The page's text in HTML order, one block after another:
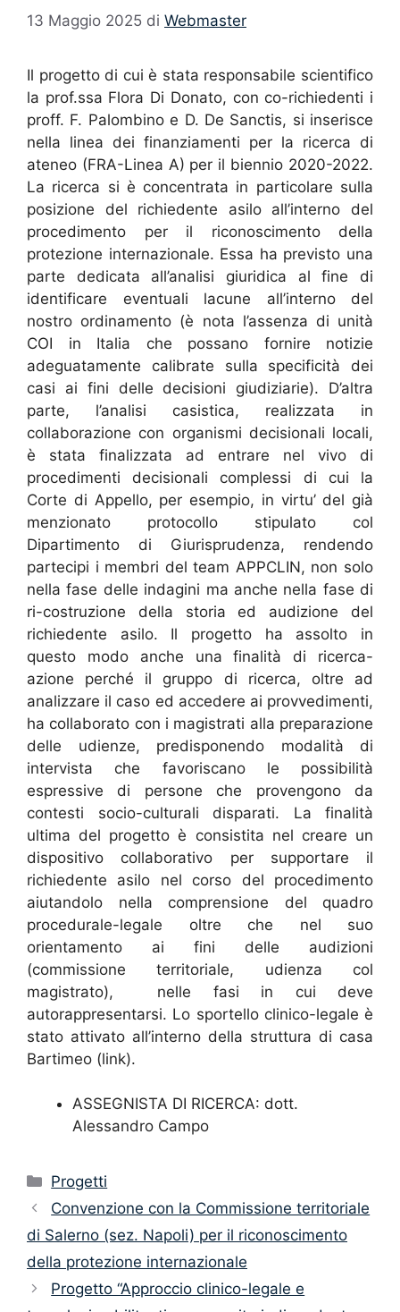
13 Maggio 2025 di Webmaster
Il progetto di cui è stata responsabile scientifico
la prof.ssa Flora Di Donato, con co-richiedenti i
proff. F. Palombino e D. De Sanctis, si inserisce
nella linea dei finanziamenti per la ricerca di
ateneo (FRA-Linea A) per il biennio 2020-2022.
La ricerca si è concentrata in particolare sulla
posizione del richiedente asilo all’interno del
procedimento per il riconoscimento della
protezione internazionale. Essa ha previsto una
parte dedicata all’analisi giuridica al fine di
identificare eventuali lacune all’interno del
nostro ordinamento (è nota l’assenza di unità
COI in Italia che possano fornire notizie
adeguatamente calibrate sulla specificità dei
casi ai fini delle decisioni giudiziarie). D’altra
parte, l’analisi casistica, realizzata in
collaborazione con organismi decisionali locali,
è stata finalizzata ad entrare nel vivo di
procedimenti decisionali complessi di cui la
Corte di Appello, per esempio, in virtu’ del già
menzionato protocollo stipulato col
Dipartimento di Giurisprudenza, rendendo
partecipi i membri del team APPCLIN, non solo
nella fase delle indagini ma anche nella fase di
ri-costruzione della storia ed audizione del
richiedente asilo. Il progetto ha assolto in
questo modo anche una finalità di ricerca-
azione perché il gruppo di ricerca, oltre ad
analizzare il caso ed accedere ai provvedimenti,
ha collaborato con i magistrati alla preparazione
delle udienze, predisponendo modalità di
intervista che favoriscano le possibilità
espressive di persone che provengono da
contesti socio-culturali disparati. La finalità
ultima del progetto è consistita nel creare un
dispositivo collaborativo per supportare il
richiedente asilo nel corso del procedimento
aiutandolo nella comprensione del quadro
procedurale-legale oltre che nel suo
orientamento ai fini delle audizioni
(commissione territoriale, udienza col
magistrato), nelle fasi in cui deve
autorappresentarsi. Lo sportello clinico-legale è
stato attivato all’interno della struttura di casa
Bartimeo (link).
ASSEGNISTA DI RICERCA: dott.
Alessandro Campo
Categorie
Progetti
Convenzione con la Commissione territoriale
di Salerno (sez. Napoli) per il riconoscimento
della protezione internazionale
Progetto “Approccio clinico-legale e